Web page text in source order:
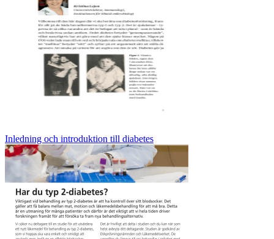
Inledning och introduktion till diabetes